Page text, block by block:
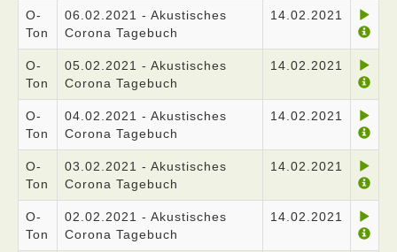
O-
Ton
06.02.2021 - Akustisches
Corona Tagebuch
14.02.2021
O-
Ton
05.02.2021 - Akustisches
Corona Tagebuch
14.02.2021
O-
Ton
04.02.2021 - Akustisches
Corona Tagebuch
14.02.2021
O-
Ton
03.02.2021 - Akustisches
Corona Tagebuch
14.02.2021
O-
Ton
02.02.2021 - Akustisches
Corona Tagebuch
14.02.2021